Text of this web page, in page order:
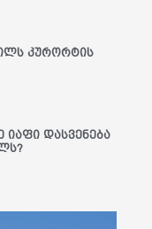
კურორტის
იაფი დასვენება